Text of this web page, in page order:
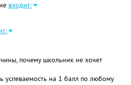
входит:
почему школьник не хочет
успеваемость на 1 балл по любому